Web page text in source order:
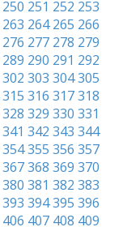
250 251 252 253
263 264 265 266
276 277 278 279
289 290 291 292
302 303 304305
315 316 317318
328 329 330 331
341 342 343 344
354355 356 357
367368 369 370
380 381 382 383
393 394395 396
406 407 408 409